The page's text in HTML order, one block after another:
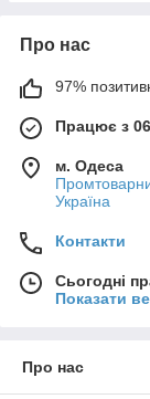
Про нас
97%
Працює з
м. Одеса
Україна
Контакти
Сьогодні
Показати
Про нас